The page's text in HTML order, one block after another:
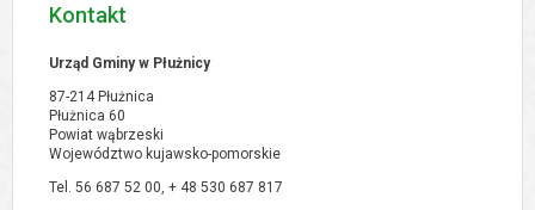
Kontakt
Urząd Gminy w Płużnicy
87-214 Płużnica
Płużnica 60
Powiat wąbrzeski
Województwo kujawsko-pomorskie
Tel. 56 687 52 00, + 48 530 687 817